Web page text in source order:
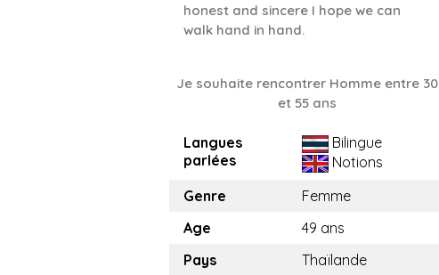
honest and sincere I hope we can
walk hand in hand.
Je souhaite rencontrer Homme entre 30
et 55 ans
Langues
parlées
Bilingue
Notions
Genre
Femme
Age
49 ans
Pays
Thaïlande